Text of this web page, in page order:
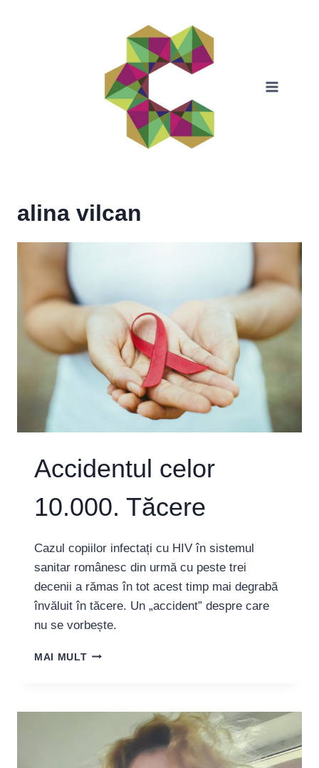
alina vilcan
Accidentul celor
10.000. Tăcere
Cazul copiilor infectați cu HIV în sistemul
sanitar românesc din urmă cu peste trei
decenii a rămas în tot acest timp mai degrabă
învăluit în tăcere. Un „accident” despre care
nu se vorbește.
MAI MULTACCIDENTUL